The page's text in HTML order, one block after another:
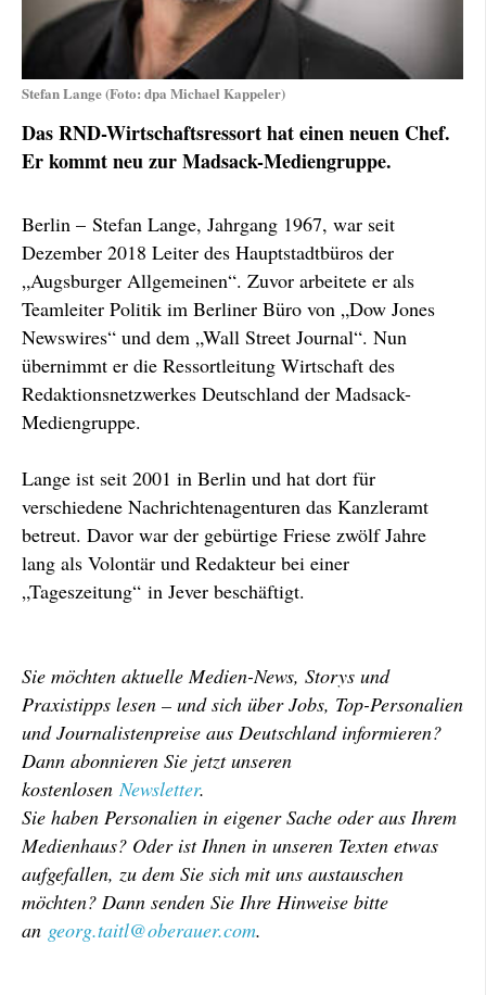
Stefan Lange (Foto: dpa Michael Kappeler)
Das RND-Wirtschaftsressort hat einen neuen Chef.
Er kommt neu zur Madsack-Mediengruppe.
Berlin – Stefan Lange, Jahrgang 1967, war seit
Dezember 2018 Leiter des Hauptstadtbüros der
„Augsburger Allgemeinen“. Zuvor arbeitete er als
Teamleiter Politik im Berliner Büro von „Dow Jones
Newswires“ und dem „Wall Street Journal“. Nun
übernimmt er die Ressortleitung Wirtschaft des
Redaktionsnetzwerkes Deutschland der Madsack-
Mediengruppe.
Lange ist seit 2001 in Berlin und hat dort für
verschiedene Nachrichtenagenturen das Kanzleramt
betreut. Davor war der gebürtige Friese zwölf Jahre
lang als Volontär und Redakteur bei einer
„Tageszeitung“ in Jever beschäftigt.
Sie möchten aktuelle Medien-News, Storys und
Praxistipps lesen – und sich über Jobs, Top-Personalien
und Journalistenpreise aus Deutschland informieren?
Dann abonnieren Sie jetzt unseren
kostenlosenNewsletter.
Sie haben Personalien in eigener Sache oder aus Ihrem
Medienhaus? Oder ist Ihnen in unseren Texten etwas
aufgefallen, zu dem Sie sich mit uns austauschen
möchten? Dann senden Sie Ihre Hinweise bitte
an georg.taitl@oberauer.com.